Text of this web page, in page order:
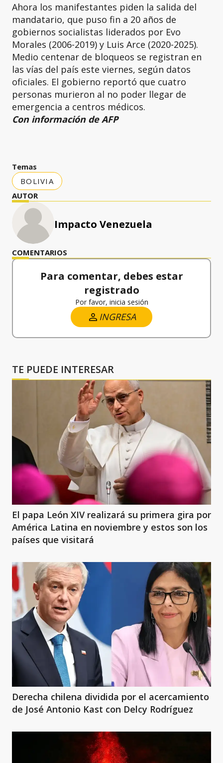
Ahora los manifestantes piden la salida del
mandatario, que puso fin a 20 años de
gobiernos socialistas liderados por Evo
Morales (2006-2019) y Luis Arce (2020-2025).
Medio centenar de bloqueos se registran en
las vías del país este viernes, según datos
oficiales. El gobierno reportó que cuatro
personas murieron al no poder llegar de
emergencia a centros médicos.
Con información de AFP
Temas
BOLIVIA
AUTOR
Impacto Venezuela
COMENTARIOS
Para comentar, debes estar
registrado
Por favor, inicia sesión
INGRESA
TE PUEDE INTERESAR
El papa León XIV realizará su primera gira por
América Latina en noviembre y estos son los
países que visitará
Derecha chilena dividida por el acercamiento
de José Antonio Kast con Delcy Rodríguez